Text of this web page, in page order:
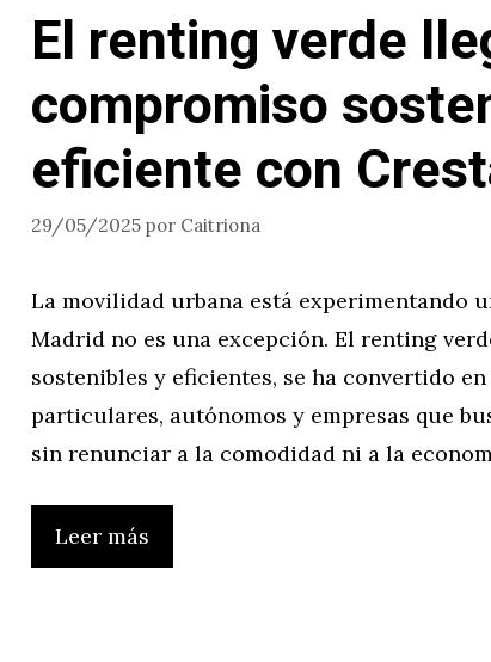
El renting verde
compromiso
eficiente con
29/05/2025 por Caitriona
La movilidad urbana está experimentando
Madrid no es una excepción. El renting
sostenibles y eficientes, se ha convertido
particulares, autónomos y empresas que
sin renunciar a la comodidad ni a la
Leer más